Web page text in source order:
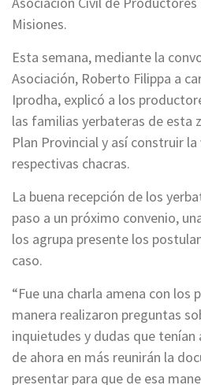
Misiones.
Esta semana, mediante la
Asociación, Roberto Filippa a
Iprodha, explicó a los
las familias yerbateras de esta
Plan Provincial y así construir
respectivas chacras.
La buena recepción de los
paso a un próximo convenio,
los agrupa presente los
caso.
“Fue una charla amena con los
manera realizaron preguntas
inquietudes y dudas que tenían
de ahora en más reunirán la
presentar para que de esa